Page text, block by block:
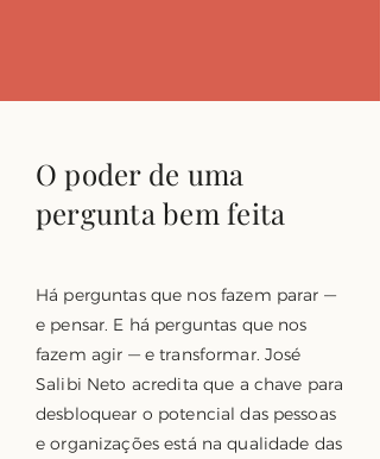
O poder de uma
pergunta bem feita
Há perguntas que nos fazem parar —
e pensar. E há perguntas que nos
fazem agir — e transformar. José
Salibi Neto acredita que a chave para
desbloquear o potencial das pessoas
e organizações está na qualidade das